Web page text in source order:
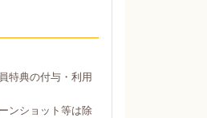
特典の付与・利用
ンショット等は除